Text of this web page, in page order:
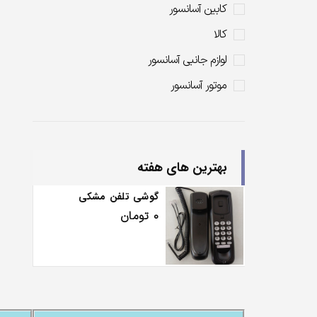
کابین آسانسور
کالا
لوازم جانبی آسانسور
موتور آسانسور
بهترین های هفته
گوشی تلفن مشکی
0 تومان